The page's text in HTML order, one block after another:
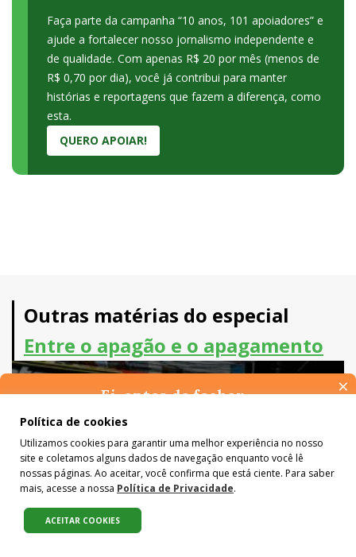
Faça parte da campanha “10 anos, 101 apoiadores” e
ajude a fortalecer nosso jornalismo independente e
de qualidade. Com apenas R$ 20 por mês (menos de
R$ 0,70 por dia), você já contribui para manter
histórias e reportagens que fazem a diferença, como
esta.
QUERO APOIAR!
Outras matérias do especial
Entre o apagão e o apagamento
Compartilhe:
Política de cookies
Utilizamos cookies para garantir uma melhor experiência no nosso
site e coletamos alguns dados de navegação enquanto você lê
nossas páginas. Ao aceitar, você confirma que está ciente. Para saber
mais, acesse a nossa Política de Privacidade.
ACEITAR COOKIES
×
Ei, antes de fechar…
Pense na importância de manter-se informado(a). Quer ter
colunistas e reportagens especiais? Receba a nossa newsletter.
É de graça :)